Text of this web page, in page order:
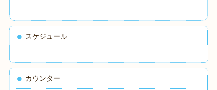
スケジュール
カウンター